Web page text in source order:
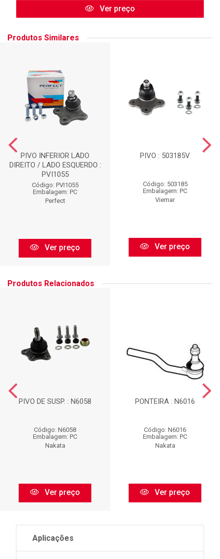
Ver preço
Produtos Similares
PIVO INFERIOR LADO
DIREITO / LADO ESQUERDO :
PVI1055
Código: PVI1055
Embalagem: PC
Perfect
Ver preço
PIVO : 503185V
Código: 503185
Embalagem: PC
Viemar
Ver preço
Produtos Relacionados
PIVO DE SUSP. : N6058
Código: N6058
Embalagem: PC
Nakata
Ver preço
PONTEIRA : N6016
Código: N6016
Embalagem: PC
Nakata
Ver preço
Aplicações